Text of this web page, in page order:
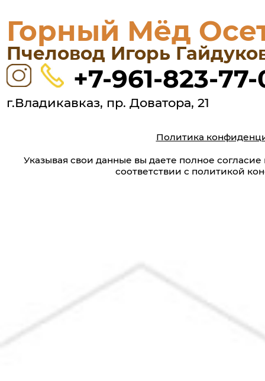
Горный Мёд
Пчеловод Игорь
+7-961-823-
г.Владикавказ, пр. Доватора, 21
Политика
Указывая свои данные вы даете полное
соответствии с политикой